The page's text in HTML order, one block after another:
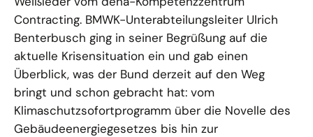
Contracting. BMWK-Unterabteilungsleiter Ulrich
Benterbusch ging in seiner Begrüßung auf die
aktuelle Krisensituation ein und gab einen
Überblick, was der Bund derzeit auf den Weg
bringt und schon gebracht hat: vom
Klimaschutzsofortprogramm über die Novelle des
Gebäudeenergiegesetzes bis hin zur